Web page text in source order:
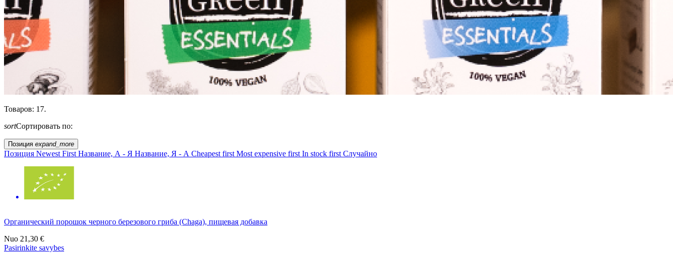
Товаров: 17.
sortСортировать по:
Позиция expand_more
Позиция Newest First Название, А - Я Название, Я - А Cheapest first Most expensive first In stock first Случайно
Органический порошок черного березового гриба (Chaga), пищевая добавка
Nuo 21,30 €
Pasirinkite savybes